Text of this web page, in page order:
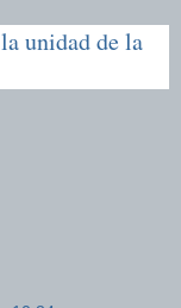
unidad de la